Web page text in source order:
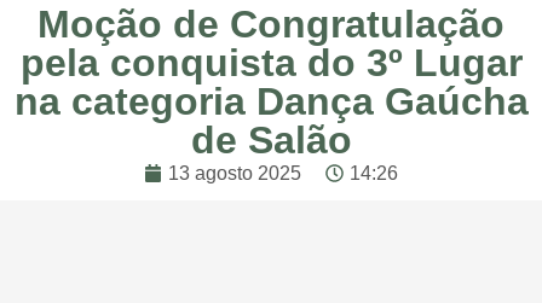
Moção de Congratulação
pela conquista do 3º Lugar
na categoria Dança Gaúcha
de Salão
13 agosto 2025 14:26